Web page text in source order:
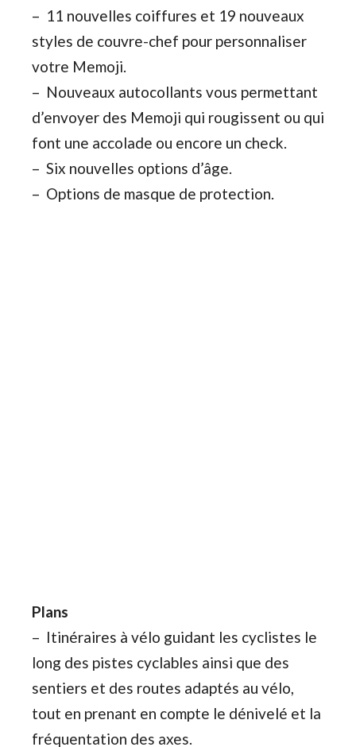
– 11 nouvelles coiffures et 19 nouveaux
styles de couvre-chef pour personnaliser
votre Memoji.
– Nouveaux autocollants vous permettant
d’envoyer des Memoji qui rougissent ou qui
font une accolade ou encore un check.
– Six nouvelles options d’âge.
– Options de masque de protection.
Plans
– Itinéraires à vélo guidant les cyclistes le
long des pistes cyclables ainsi que des
sentiers et des routes adaptés au vélo,
tout en prenant en compte le dénivelé et la
fréquentation des axes.